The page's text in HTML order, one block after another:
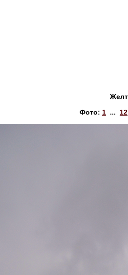
Фото: 1 ... 12